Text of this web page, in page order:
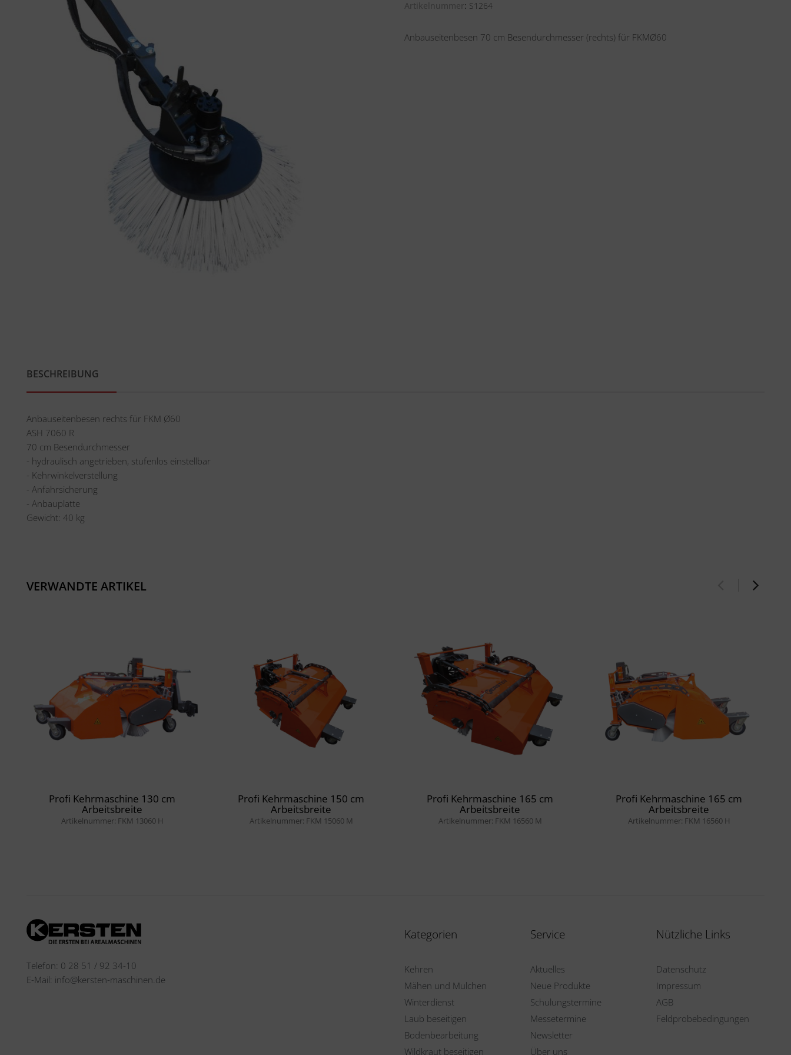
Artikelnummer S1264
Anbauseitenbesen 70 cm Besendurchmesser (rechts) für FKMØ60
BESCHREIBUNG
Anbauseitenbesen rechts für FKM Ø60
ASH 7060 R
70 cm Besendurchmesser
- hydraulisch angetrieben, stufenlos einstellbar
- Kehrwinkelverstellung
- Anfahrsicherung
- Anbauplatte
Gewicht: 40 kg
VERWANDTE ARTIKEL
Profi Kehrmaschine 130 cm
Arbeitsbreite
Artikelnummer: FKM 13060 H
Profi Kehrmaschine 150 cm
Arbeitsbreite
Artikelnummer: FKM 15060 M
Profi Kehrmaschine 165 cm
Arbeitsbreite
Artikelnummer: FKM 16560 M
Profi Kehrmaschine 165 cm
Arbeitsbreite
Artikelnummer: FKM 16560 H
Telefon: 0 28 51 / 92 34-10
E-Mail: info@kersten-maschinen.de
Kategorien
Kehren
Mähen und Mulchen
Winterdienst
Laub beseitigen
Bodenbearbeitung
Wildkraut beseitigen
Service
Aktuelles
Neue Produkte
Schulungstermine
Messetermine
Newsletter
Über uns
Nützliche Links
Datenschutz
Impressum
AGB
Feldprobebedingungen